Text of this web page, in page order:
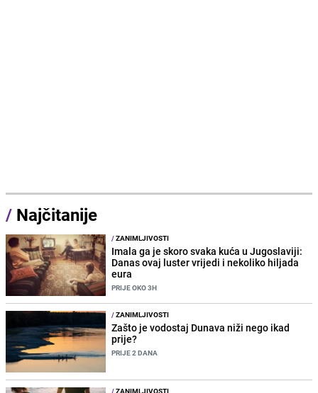
/ Najčitanije
/ZANIMLJIVOSTI
Imala ga je skoro svaka kuća u Jugoslaviji:
Danas ovaj luster vrijedi i nekoliko hiljada
eura
PRIJE OKO 3H
/ZANIMLJIVOSTI
Zašto je vodostaj Dunava niži nego ikad
prije?
PRIJE 2 DANA
/ZANIMLJIVOSTI